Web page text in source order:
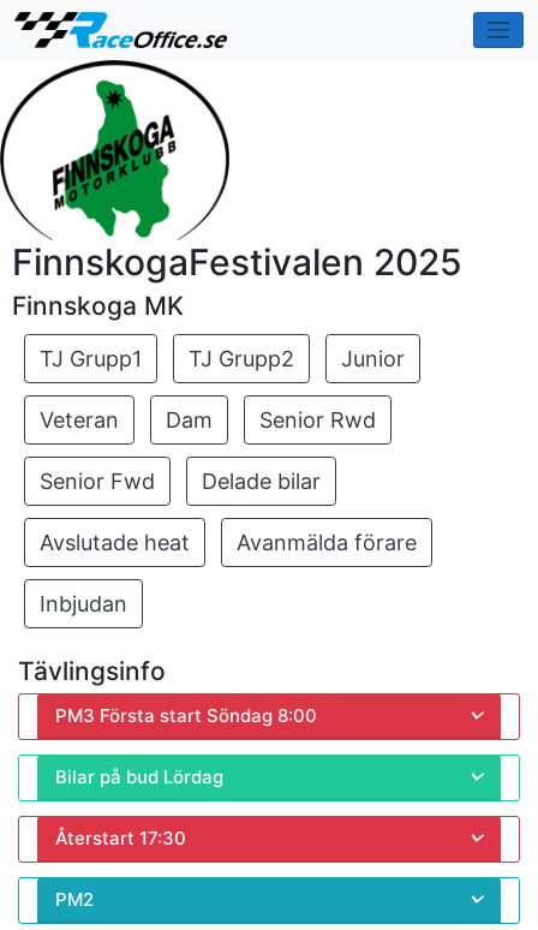
FinnskogaFestivalen 2025
Finnskoga MK
TJ Grupp1 TJ Grupp2 Junior
Veteran Dam Senior Rwd
Senior Fwd Delade bilar
Avslutade heat Avanmälda förare
Inbjudan
Tävlingsinfo
PM3 Första start Söndag 8:00
Bilar på bud Lördag
Återstart 17:30
PM2